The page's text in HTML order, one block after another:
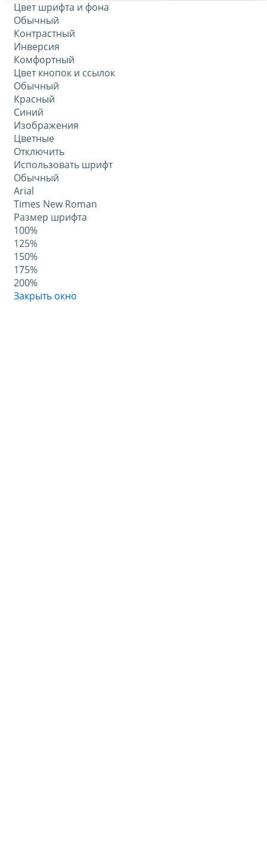
Цвет шрифта и фона
Обычный
Контрастный
Инверсия
Комфортный
Цвет кнопок и ссылок
Обычный
Красный
Синий
Изображения
Цветные
Отключить
Использовать шрифт
Обычный
Arial
Times New Roman
Размер шрифта
100%
125%
150%
175%
200%
Закрыть окно